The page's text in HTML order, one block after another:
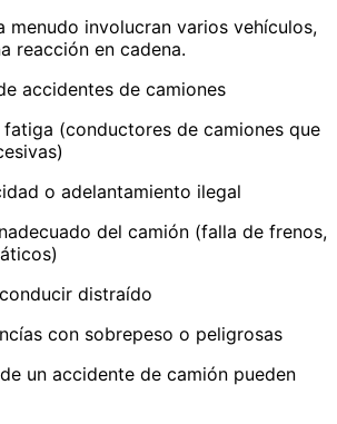
menudo involucran varios vehículos,
reacción en cadena.
accidentes de camiones
(conductores de camiones que
o adelantamiento ilegal
del camión (falla de frenos,
distraído
con sobrepeso o peligrosas
un accidente de camión pueden